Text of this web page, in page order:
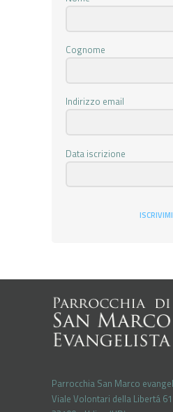
Cognome
Indirizzo email
Data iscrizione
ISCRIVIMI
Parrocchia San Marco
Viale Volontari della Libertá 61